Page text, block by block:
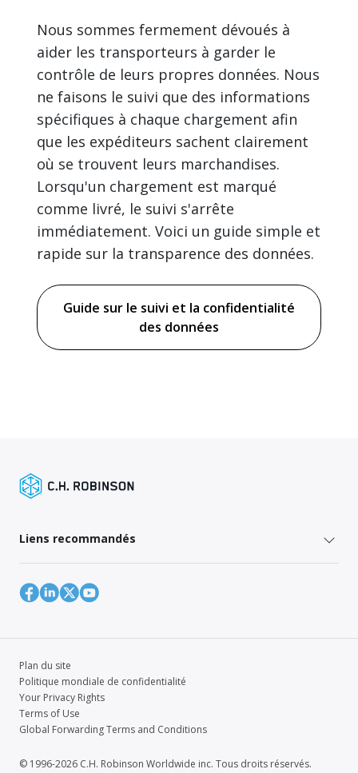
Nous sommes fermement dévoués à
aider les transporteurs à garder le
contrôle de leurs propres données. Nous
ne faisons le suivi que des informations
spécifiques à chaque chargement afin
que les expéditeurs sachent clairement
où se trouvent leurs marchandises.
Lorsqu'un chargement est marqué
comme livré, le suivi s'arrête
immédiatement. Voici un guide simple et
rapide sur la transparence des données.
Guide sur le suivi et la confidentialité
des données
Liens recommandés
Plan du site
Politique mondiale de confidentialité
Your Privacy Rights
Terms of Use
Global Forwarding Terms and Conditions
© 1996-2026 C.H. Robinson Worldwide inc. Tous droits réservés.